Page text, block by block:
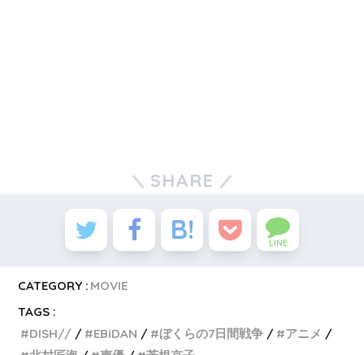
SHARE
LINE
CATEGORY : MOVIE
TAGS :
DISH//
EBiDAN ぼくらの7日間戦争
アニメ